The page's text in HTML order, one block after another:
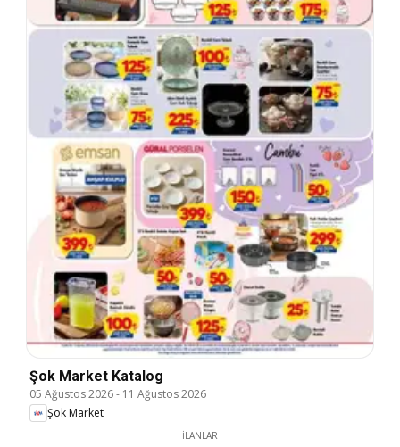
Şok Market Katalog
05 Ağustos 2026- 11 Ağustos 2026
Şok Market
İLANLAR